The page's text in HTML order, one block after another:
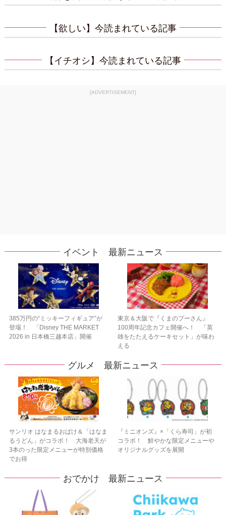
【欲しい】今読まれている記事
【イチオシ】今読まれている記事
[ADVERTISEMENT]
イベント 最新ニュース
385万円の“ミッキーフィギュア”が
登場！ 「Disney THE MARKET
2026 in 日本橋三越本店」開催
東京＆大阪で『くまのプーさん』
100周年記念カフェ開催へ！ 「英
雄をたたえるケーキセット」が味わ
える
グルメ 最新ニュース
サンリオ はなまるおばけ＆「はなま
るうどん」がコラボ！ 大海老天が
3本のった限定メニューが特別価格
でお得
『ミニオンズ』×「くら寿司」が初
コラボ！ 鮮やかな限定メニューや
オリジナルグッズを展開
おでかけ 最新ニュース